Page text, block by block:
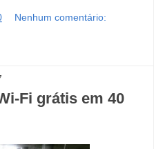
Nenhum comentário:
Fi grátis em 40